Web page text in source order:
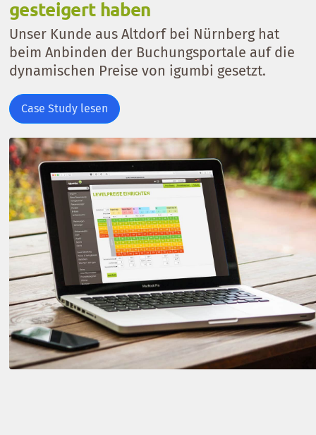
gesteigert haben
Unser Kunde aus Altdorf bei Nürnberg hat
beim Anbinden der Buchungsportale auf die
dynamischen Preise von igumbi gesetzt.
Case Study lesen